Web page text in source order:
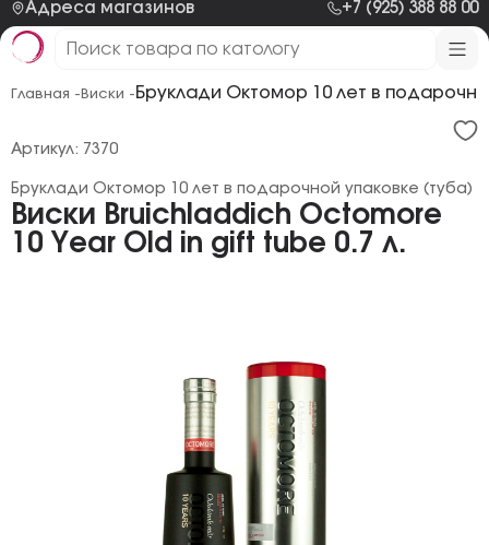
Адреса магазинов +7 (925) 388 88 00
Главная - Виски - Бруклади Октомор 10 лет в
Виски Bruichladdich Octomore
10 Year Old in gift tube 0.7 л.
Бруклади Октомор 10 лет в подарочной упаковке (туба)
Артикул: 7370